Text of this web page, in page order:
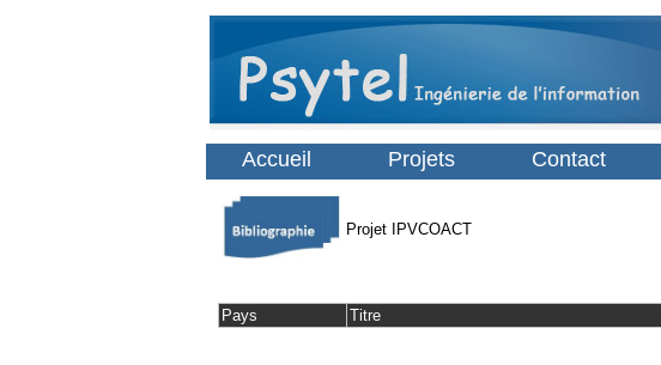
Accueil Projets Contact
Projet IPVCOACT
Pays Titre